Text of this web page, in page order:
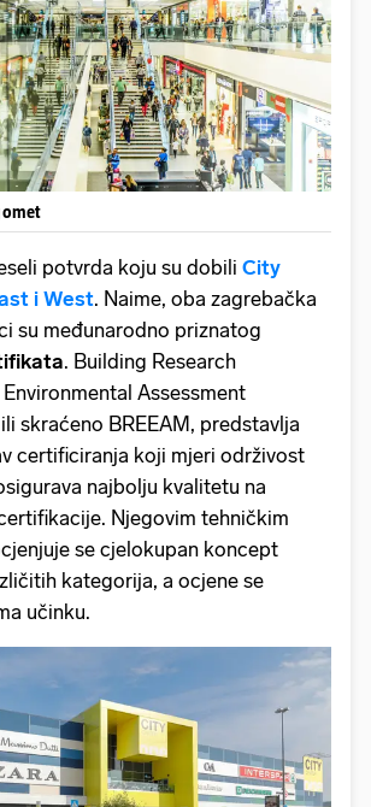
potvrda koju su dobili City
i West. Naime, oba zagrebačka
su međunarodno priznatog
. Building Research
Assessment
skraćeno BREEAM, predstavlja
certificiranja koji mjeri održivost
najbolju kvalitetu na
Njegovim tehničkim
se cjelokupan koncept
kategorija, a ocjene se
učinku.